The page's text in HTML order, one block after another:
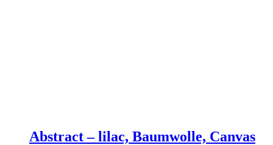
Abstract – lilac, Baumwolle, Canvas